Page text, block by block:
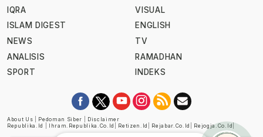
IQRA
ISLAM DIGEST
NEWS
ANALISIS
SPORT
VISUAL
ENGLISH
TV
RAMADHAN
INDEKS
About Us Pedoman Siber
Disclaimer
Republika.id
Ihram.republika.co.id Retizen.id Rejabar.co.id Rejogja.co.id